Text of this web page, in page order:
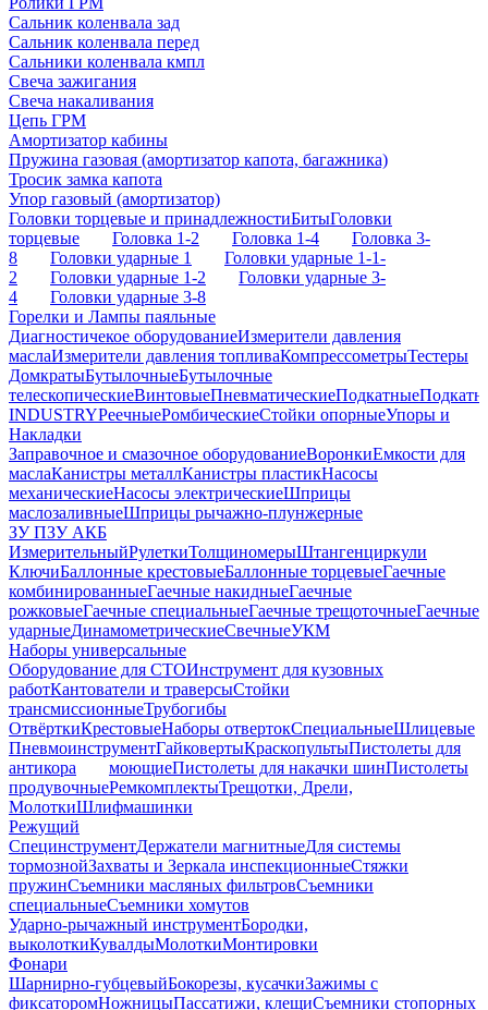
Сальник коленвала зад
Сальник коленвала перед
Сальники коленвала кмпл
Свеча зажигания
Свеча накаливания
Цепь ГРМ
Амортизатор кабины
Пружина газовая (амортизатор капота, багажника)
Тросик замка капота
Упор газовый (амортизатор)
Головки торцевые и принадлежностиБитыГоловки
торцевые
Головка 1-2 Головка 1-4
Головка 3-
8
Головки ударные 1
Головки ударные 1-1-
2
Головки ударные 1-2
Головки ударные 3-
4
Головки ударные 3-8
Горелки и Лампы паяльные
Диагностичекое оборудованиеИзмерители давления
маслаИзмерители давления топливаКомпрессометрыТестеры
ДомкратыБутылочныеБутылочные
телескопическиеВинтовыеПневматическиеПодкатные
INDUSTRYРеечныеРомбическиеСтойки опорныеУпоры и
Накладки
Заправочное и смазочное оборудованиеВоронкиЕмкости для
маслаКанистры металлКанистры пластикНасосы
механическиеНасосы электрическиеШприцы
маслозаливныеШприцы рычажно-плунжерные
ЗУ ПЗУ АКБ
ИзмерительныйРулеткиТолщиномерыШтангенциркули
КлючиБаллонные крестовыеБаллонные торцевыеГаечные
комбинированныеГаечные накидныеГаечные
рожковыеГаечные специальныеГаечные трещоточныеГаечные
ударныеДинамометрическиеСвечныеУКМ
Наборы универсальные
Оборудование для СТОИнструмент для кузовных
работКантователи и траверсыСтойки
трансмиссионныеТрубогибы
ОтвёрткиКрестовыеНаборы отвертокСпециальныеШлицевые
ПневмоинструментГайковертыКраскопультыПистолеты для
антикора
моющиеПистолеты для накачки шинПистолеты
продувочныеРемкомплектыТрещотки, Дрели,
МолоткиШлифмашинки
Режущий
СпецинструментДержатели магнитныеДля системы
тормознойЗахваты и Зеркала инспекционныеСтяжки
пружинСъемники масляных фильтровСъемники
специальныеСъемники хомутов
Ударно-рычажный инструментБородки,
выколоткиКувалдыМолоткиМонтировки
Фонари
Шарнирно-губцевыйБокорезы, кусачкиЗажимы с
фиксаторомНожницыПассатижи, клещиСъемники стопорных